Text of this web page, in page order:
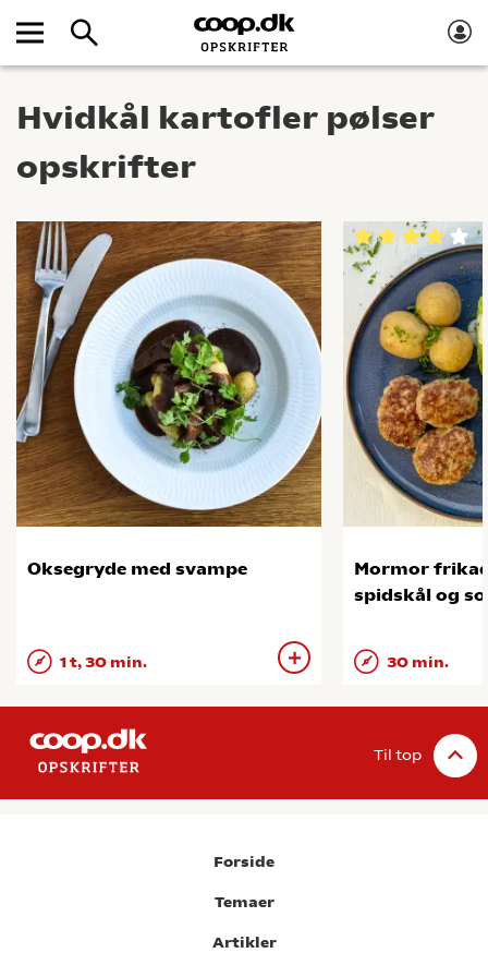
Hvidkål kartofler pølser
opskrifter
Oksegryde med svampe
1 t, 30 min.
Mormor
spidskål og
30 min.
Til top
Forside
Temaer
Artikler